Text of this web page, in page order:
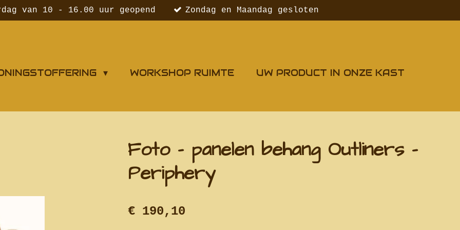
van 10 - 16.00 uur geopend Zondag en Maandag gesloten
WORKSHOP RUIMTE
UW PRODUCT IN ONZE KAST
Foto - panelen behang Outliners -
Periphery
€ 190,10